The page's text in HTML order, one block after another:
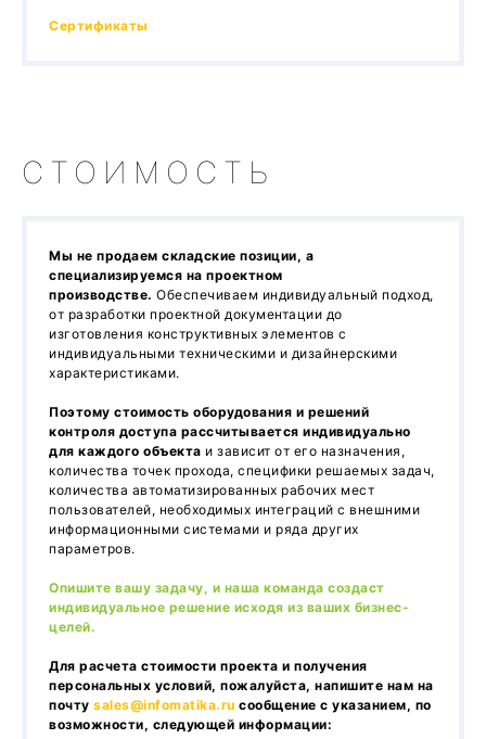
Сертификаты
СТОИМОСТЬ
Мы не продаем складские позиции, а
специализируемся на проектном
производстве. Обеспечиваем индивидуальный подход,
от разработки проектной документации до
изготовления конструктивных элементов с
индивидуальными техническими и дизайнерскими
характеристиками.
Поэтому стоимость оборудования и решений
контроля доступа рассчитывается индивидуально
для каждого объекта и зависит от его назначения,
количества точек прохода, специфики решаемых задач,
количества автоматизированных рабочих мест
пользователей, необходимых интеграций с внешними
информационными системами и ряда других
параметров.
Опишите вашу задачу, и наша команда создаст
индивидуальное решение исходя из ваших бизнес-
целей.
Для расчета стоимости проекта и получения
персональных условий, пожалуйста, напишите нам на
почту sales@infomatika.ru сообщение с указанием, по
возможности, следующей информации: